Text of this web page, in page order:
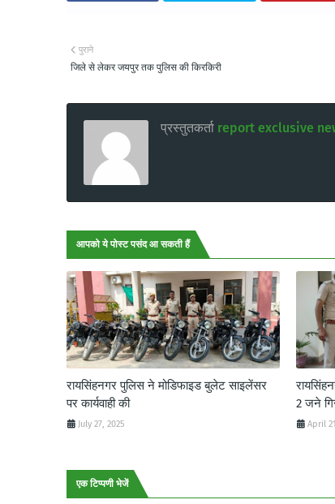
पुराने
जिले से लेकर जयपुर तक पुलिस की किरकिरी
प्रस्तुतकर्ता report exclusive
आपको ये पोस्ट पसंद आ सकती हैं
रायसिंहनगर पुलिस ने मोडिफाइड बुलेट साइलेंसर
पर कार्यवाही की
July 27, 2025
2 जने
April
एक टिप्पणी भेजें